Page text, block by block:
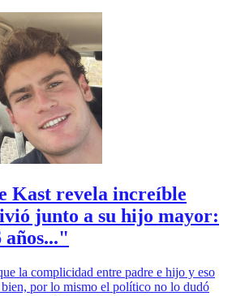
Kast revela increíble
junto a su hijo mayor:
años..."
la complicidad entre padre e hijo y eso
por lo mismo el político no lo dudó